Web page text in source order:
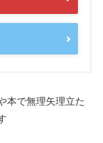
本で無理矢理立た